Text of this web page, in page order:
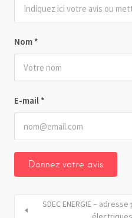
Nom *
E-mail *
SDEC ENERGIE –